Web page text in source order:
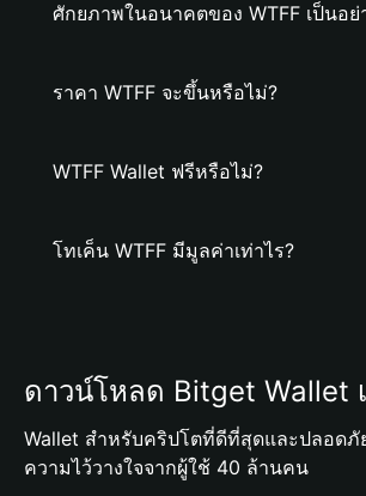
ศักยภาพในอนาคตของ WTFF เป็นอย่
ราคา WTFF จะขึ้นหรือไม่?
WTFF Wallet ฟรีหรือไม่?
โทเค็น WTFF มีมูลค่าเท่าไร?
ดาวน์โหลด Bitget Wallet
Wallet สำหรับคริปโตที่ดีที่สุดและปลอดภั
ความไว้วางใจจากผู้ใช้ 40 ล้านคน